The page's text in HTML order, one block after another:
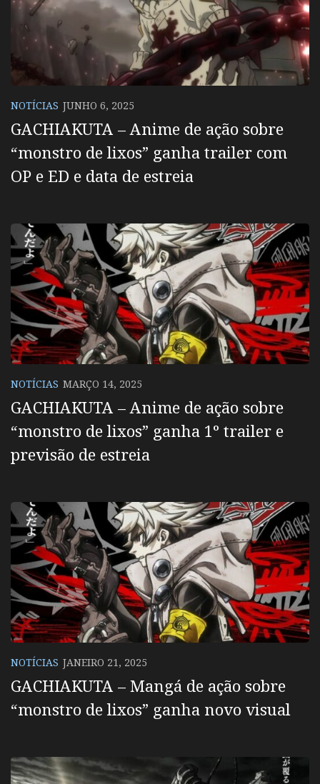
NOTÍCIAS JUNHO 6, 2025
GACHIAKUTA – Anime de ação sobre
“monstro de lixos” ganha trailer com
OP e ED e data de estreia
NOTÍCIAS MARÇO 14, 2025
GACHIAKUTA – Anime de ação sobre
“monstro de lixos” ganha 1º trailer e
previsão de estreia
NOTÍCIAS JANEIRO 21, 2025
GACHIAKUTA – Mangá de ação sobre
“monstro de lixos” ganha novo visual